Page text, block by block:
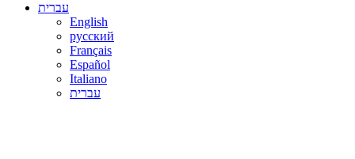
עברית
English
русский
Français
Español
Italiano
עברית